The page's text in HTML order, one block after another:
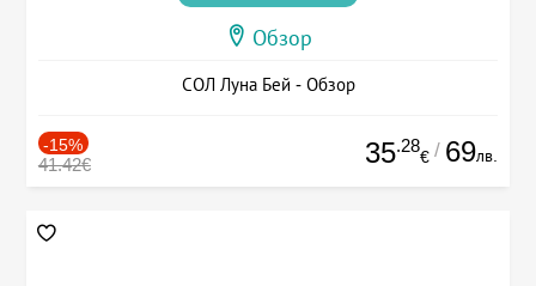
Обзор
СОЛ Луна Бей - Обзор
-15%
41.42€ 35.28
€ / 69лв.